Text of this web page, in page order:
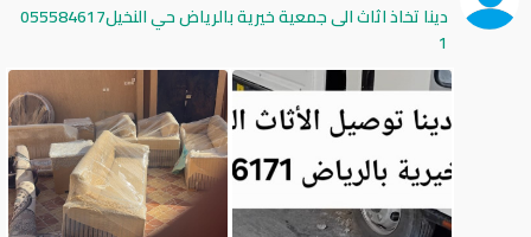
دينا تخاذ اثاث الى جمعية خيرية بالرياض حي النخيل055584617
1